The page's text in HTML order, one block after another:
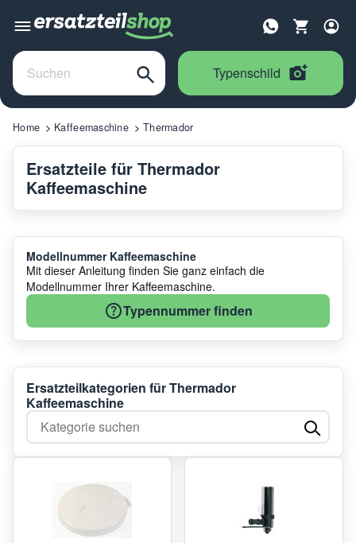
Typenschild
Home Kaffeemaschine Thermador
Ersatzteile für Thermador
Kaffeemaschine
Modellnummer Kaffeemaschine
Mit dieser Anleitung finden Sie ganz einfach die
Modellnummer Ihrer Kaffeemaschine.
Typennummer finden
Ersatzteilkategorien für Thermador
Kaffeemaschine
Kategorie suchen